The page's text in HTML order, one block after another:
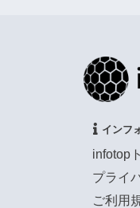
インフ
infotop
プライ
ご利用